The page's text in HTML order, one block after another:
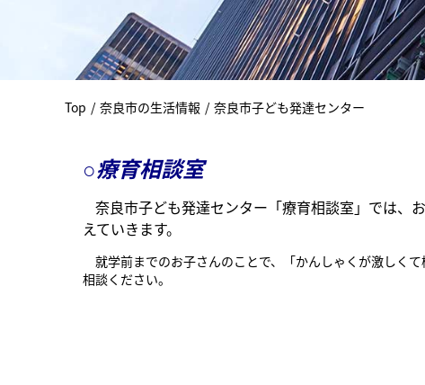
Top / 奈良市の生活情報 / 奈良市子ども発達センター
○療育相談室
奈良市子ども発達センター「療育相談室」では、
えていきます。
就学前までのお子さんのことで、「かんしゃくが激しく
相談ください。